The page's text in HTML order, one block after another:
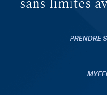
sans limites
PRENDRE